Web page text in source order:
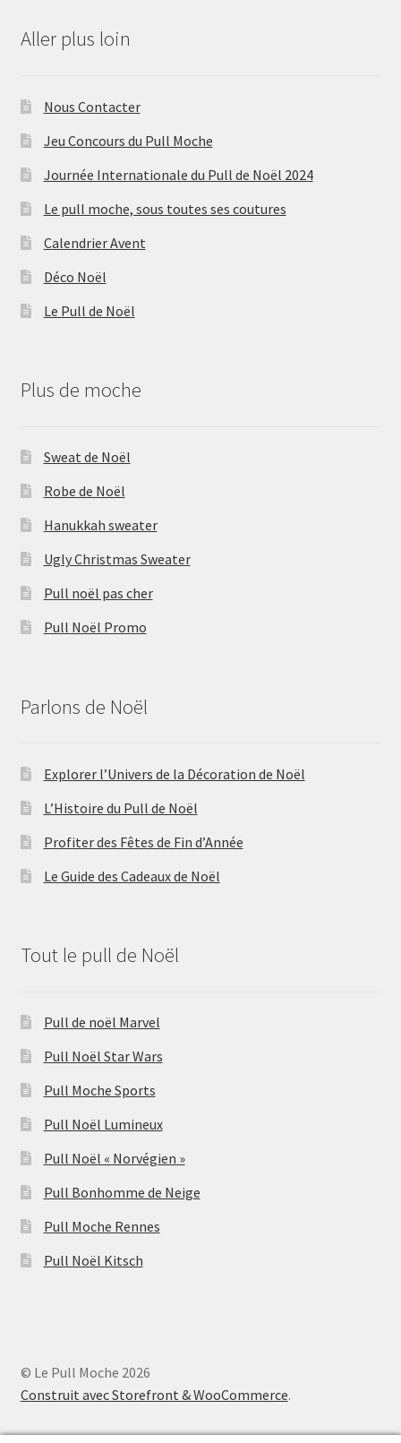
Aller plus loin
Nous Contacter
Jeu Concours du Pull Moche
Journée Internationale du Pull de Noël 2024
Le pull moche, sous toutes ses coutures
Calendrier Avent
Déco Noël
Le Pull de Noël
Plus de moche
Sweat de Noël
Robe de Noël
Hanukkah sweater
Ugly Christmas Sweater
Pull noël pas cher
Pull Noël Promo
Parlons de Noël
Explorer l’Univers de la Décoration de Noël
L’Histoire du Pull de Noël
Profiter des Fêtes de Fin d’Année
Le Guide des Cadeaux de Noël
Tout le pull de Noël
Pull de noël Marvel
Pull Noël Star Wars
Pull Moche Sports
Pull Noël Lumineux
Pull Noël « Norvégien »
Pull Bonhomme de Neige
Pull Moche Rennes
Pull Noël Kitsch
© Le Pull Moche 2026
Construit avec Storefront & WooCommerce.